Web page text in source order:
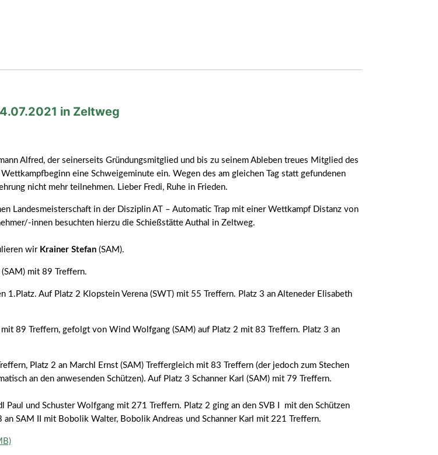
in Zeltweg
Alfred, der seinerseits Gründungsmitglied und bis zu seinem Ableben treues Mitglied des
eine Schweigeminute ein. Wegen des am gleichen Tag statt gefundenen
nicht mehr teilnehmen. Lieber Fredi, Ruhe in Frieden.
Landesmeisterschaft in der Disziplin AT – Automatic Trap mit einer Wettkampf Distanz von
innen besuchten hierzu die Schießstätte Authal in Zeltweg.
wir Krainer Stefan(SAM).
mit 89 Treffern.
1.Platz. Auf Platz 2 Klopstein Verena (SWT) mit 55 Treffern. Platz 3 an Alteneder Elisabeth
89 Treffern, gefolgt von Wind Wolfgang (SAM) auf Platz 2 mit 83 Treffern. Platz 3 an
Platz 2 an Marchl Ernst (SAM) Treffergleich mit 83 Treffern (der jedoch zum Stechen
an den anwesenden Schützen). Auf Platz 3 Schanner Karl (SAM) mit 79 Treffern.
Paul und Schuster Wolfgang mit 271 Treffern. Platz 2 ging an den SVB I mit den Schützen
SAM II mit Bobolik Walter, Bobolik Andreas und Schanner Karl mit 221 Treffern.